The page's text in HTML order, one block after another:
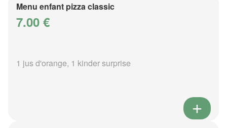
Menu enfant pizza classic
7.00 €
1 jus d'orange, 1 kinder surprise